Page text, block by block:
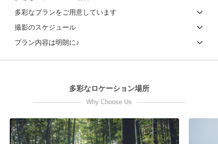
豊富な色打掛・着物 スタジオでの撮影
多彩なプランをご用意しています
撮影のスケジュール
プラン内容は明朗に♪
多彩なロケーション場所
Why Choose Us